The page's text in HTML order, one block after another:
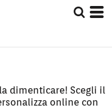
dimenticare! Scegli il
online con